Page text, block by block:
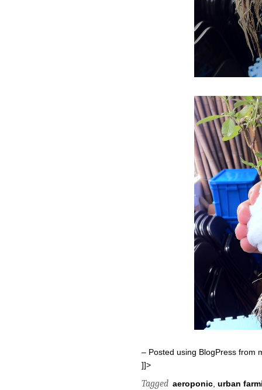
– Posted using BlogPress from
]]>
Tagged aeroponic urban